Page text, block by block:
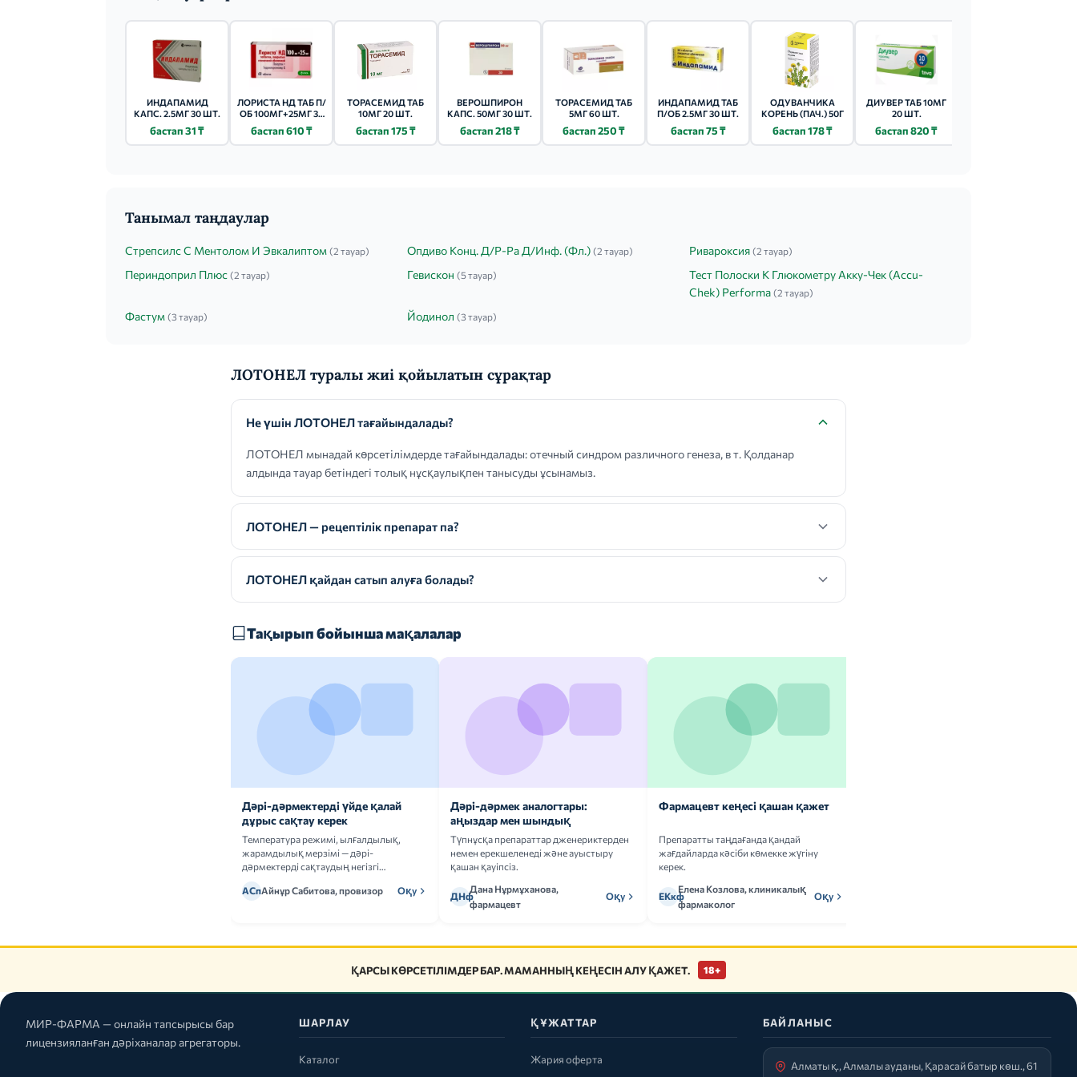
ИНДАПАМИД
КАПС. 2.5МГ 30 ШТ.
бастап 31 ₸
ЛОРИСТА НД ТАБ П/
ОБ 100МГ+25МГ 30
бастап 610 ₸
ТОРАСЕМИД ТАБ
10МГ 20 ШТ.
бастап 175 ₸
ВЕРОШПИРОН
КАПС. 50МГ 30 ШТ.
бастап 218 ₸
ТОРАСЕМИД ТАБ
5МГ 60 ШТ.
бастап 250 ₸
ИНДАПАМИД ТАБ
П/ОБ 2.5МГ 30 ШТ.
бастап 75 ₸
ОДУВАНЧИКА
КОРЕНЬ (ПАЧ.) 50Г
бастап 178 ₸
ДИУВЕР ТАБ 10МГ
20 ШТ.
бастап 820 ₸
Танымал таңдаулар
Стрепсилс С Ментолом И Эвкалиптом (2 тауар) Опдиво Конц. Д/Р-Ра Д/Инф. (Фл.) (2 тауар) Ривароксия (2 тауар)
Периндоприл Плюс (2 тауар) Гевискон (5 тауар)
Тест Полоски К Глюкометру Акку-Чек (Accu-
Chek) Performa (2 тауар)
Фастум (3 тауар) Йодинол (3 тауар)
ЛОТОНЕЛ туралы жиі қойылатын сұрақтар
Не үшін ЛОТОНЕЛ тағайындалады?
ЛОТОНЕЛ мынадай көрсетілімдерде тағайындалады: отечный синдром различного генеза, в т. Қолданар
алдында тауар бетіндегі толық нұсқаулықпен танысуды ұсынамыз.
ЛОТОНЕЛ — рецептілік препарат па?
ЛОТОНЕЛ қайдан сатып алуға болады?
Тақырып бойынша мақалалар
Дәрі-дәрмектерді үйде қалай
дұрыс сақтау керек
Температура режимі, ылғалдылық,
жарамдылық мерзімі — дәрі-
дәрмектерді сақтаудың негізгі
АСпАйнұр Сабитова, провизор Оқу
Дәрі-дәрмек аналогтары:
аңыздар мен шындық
Түпнұсқа препараттар дженериктерден
немен ерекшеленеді және ауыстыру
қашан қауіпсіз.
ДНф
Дана Нұрмұханова,
фармацевт
Оқу
Фармацевт кеңесі қашан қажет
Препаратты таңдағанда қандай
жағдайларда кәсіби көмекке жүгіну
керек.
ЕКкф
Елена Козлова, клиникалық
фармаколог
Оқу
ҚАРСЫ КӨРСЕТІЛІМДЕР БАР. МАМАННЫҢ КЕҢЕСІН АЛУ ҚАЖЕТ. 18+
МИР-ФАРМА — онлайн тапсырысы бар
лицензияланған дәріханалар агрегаторы.
ШАРЛАУ
Каталог
ҚҰЖАТТАР
Жария оферта
БАЙЛАНЫС
Алматы қ., Алмалы ауданы, Қарасай батыр көш., 61